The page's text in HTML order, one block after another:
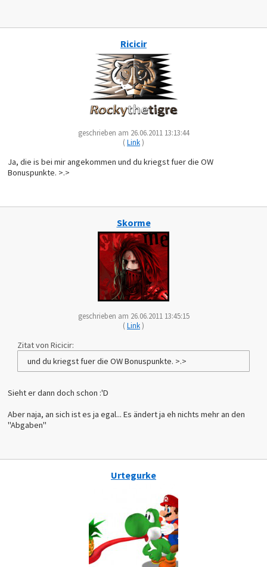
Ricicir
geschrieben am 26.06.2011 13:13:44
(Link)
Ja, die is bei mir angekommen und du kriegst fuer die OW
Bonuspunkte. >.>
Skorme
geschrieben am 26.06.2011 13:45:15
(Link)
Zitat von Ricicir:
und du kriegst fuer die OW Bonuspunkte. >.>
Sieht er dann doch schon :'D
Aber naja, an sich ist es ja egal... Es ändert ja eh nichts mehr an den
"Abgaben"
Urtegurke